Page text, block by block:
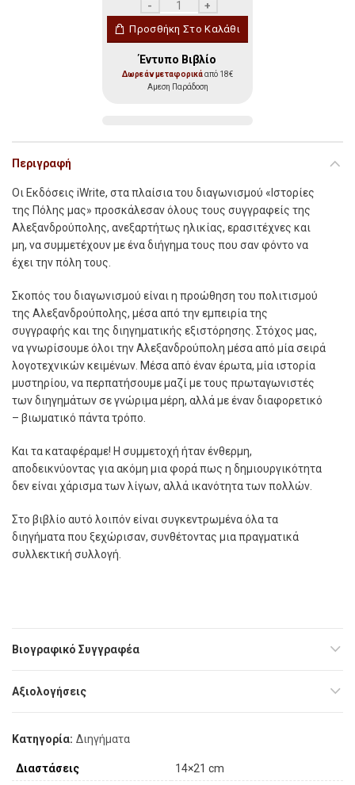
«Ιστορίες της Πόλης μας» –
Προσθήκη Στο Καλάθι
Έντυπο Βιβλίο
Δωρεάν μεταφορικάαπό 18€
Αμεση Παράδοση
Περιγραφή
Οι Εκδόσεις iWrite, στα πλαίσια του διαγωνισμού «Ιστορίες
της Πόλης μας» προσκάλεσαν όλους τους συγγραφείς της
Αλεξανδρούπολης, ανεξαρτήτως ηλικίας, ερασιτέχνες και
μη, να συμμετέχουν με ένα διήγημα τους που σαν φόντο να
έχει την πόλη τους.
Σκοπός του διαγωνισμού είναι η προώθηση του πολιτισμού
της Αλεξανδρούπολης, μέσα από την εμπειρία της
συγγραφής και της διηγηματικής εξιστόρησης. Στόχος μας,
να γνωρίσουμε όλοι την Αλεξανδρούπολη μέσα από μία σειρά
λογοτεχνικών κειμένων. Μέσα από έναν έρωτα, μία ιστορία
μυστηρίου, να περπατήσουμε μαζί με τους πρωταγωνιστές
των διηγημάτων σε γνώριμα μέρη, αλλά με έναν διαφορετικό
– βιωματικό πάντα τρόπο.
Και τα καταφέραμε! Η συμμετοχή ήταν ένθερμη,
αποδεικνύοντας για ακόμη μια φορά πως η δημιουργικότητα
δεν είναι χάρισμα των λίγων, αλλά ικανότητα των πολλών.
Στο βιβλίο αυτό λοιπόν είναι συγκεντρωμένα όλα τα
διηγήματα που ξεχώρισαν, συνθέτοντας μια πραγματικά
συλλεκτική συλλογή.
Βιογραφικό Συγγραφέα
Αξιολογήσεις
Κατηγορία: Διηγήματα
Διαστάσεις
14×21 cm